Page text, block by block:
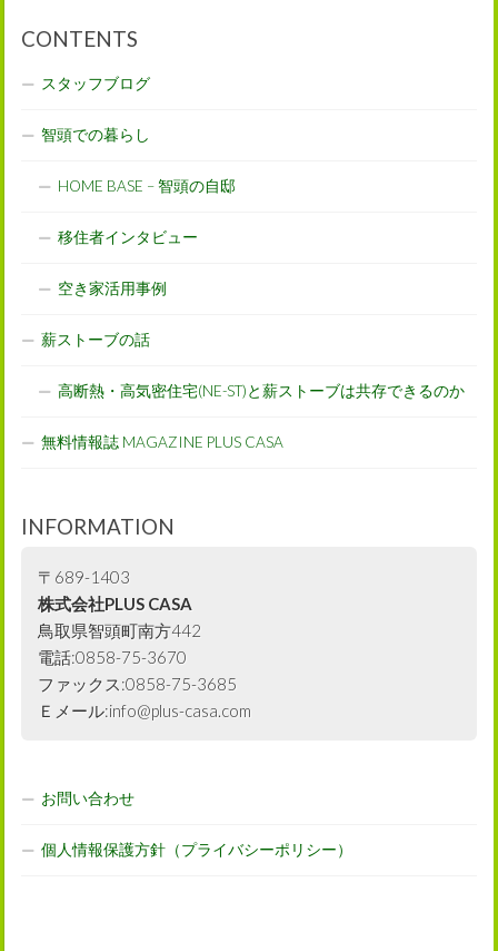
CONTENTS
スタッフブログ
智頭での暮らし
HOME BASE – 智頭の自邸
移住者インタビュー
空き家活用事例
薪ストーブの話
高断熱・高気密住宅(NE-ST)と薪ストーブは共存できるのか
無料情報誌 MAGAZINE PLUS CASA
INFORMATION
〒689-1403
株式会社PLUS CASA
鳥取県智頭町南方442
電話:0858-75-3670
ファックス:0858-75-3685
Ｅメール:info@plus-casa.com
お問い合わせ
個人情報保護方針（プライバシーポリシー）